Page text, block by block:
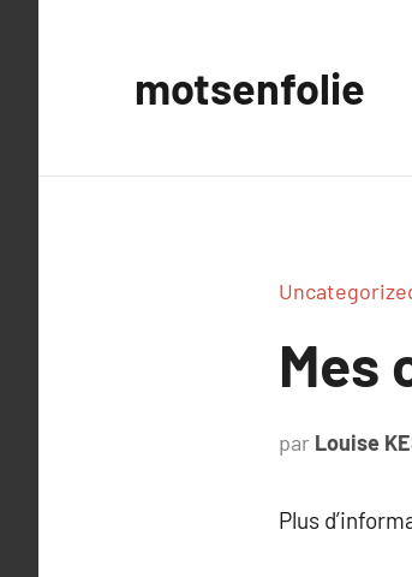
motsenfolie
Mes
par Louise
Plus